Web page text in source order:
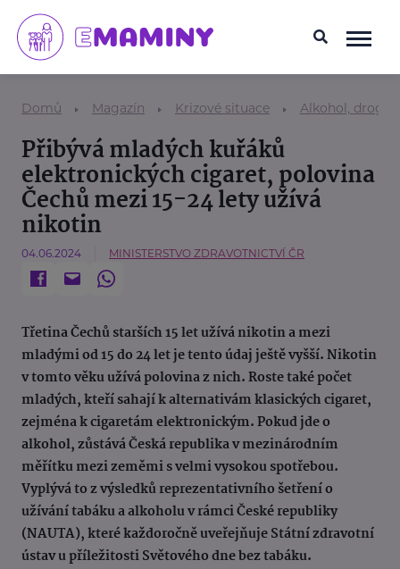
Domů Magazín Krizové situace Alkohol, drogy
Přibývá mladých kuřáků
elektronických cigaret, polovina
Čechů mezi 15-24 lety užívá
nikotin
04.06.2024 MINISTERSTVO ZDRAVOTNICTVÍ ČR
Třetina Čechů starších 15 let užívá nikotin a mezi
mladými od 15 do 24 let je tento údaj ještě vyšší. Nikotin
v tomto věku užívá polovina z nich. Roste také počet
mladých, kteří sahají k alternativám klasických cigaret,
zejména k cigaretám elektronickým. Pokud jde o
alkohol, zůstává Česká republika v mezinárodním
měřítku mezi zeměmi s velmi vysokou spotřebou.
Vyplývá to z výsledků reprezentativního šetření o
užívání tabáku a alkoholu v rámci České republiky
(NAUTA), které každoročně uveřejňuje Státní zdravotní
ústav u příležitosti Světového dne bez tabáku.